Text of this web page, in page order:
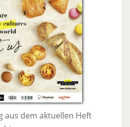
aus dem aktuellen Heft